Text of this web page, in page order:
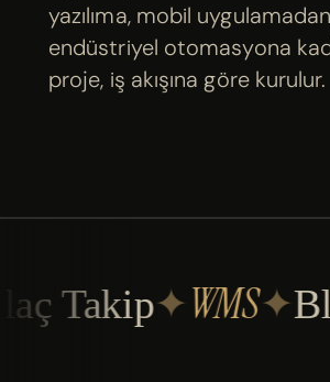
yazılıma, mobil uygulamadan
endüstriyel otomasyona
proje, iş akışına göre kurulur.
Takip✦WMS✦